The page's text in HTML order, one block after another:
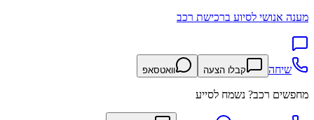
מענה אנושי לסיוע ברכישת רכב
שיחה קבלו הצעה וואטסאפ
מחפשים רכב? נשמח לסייע